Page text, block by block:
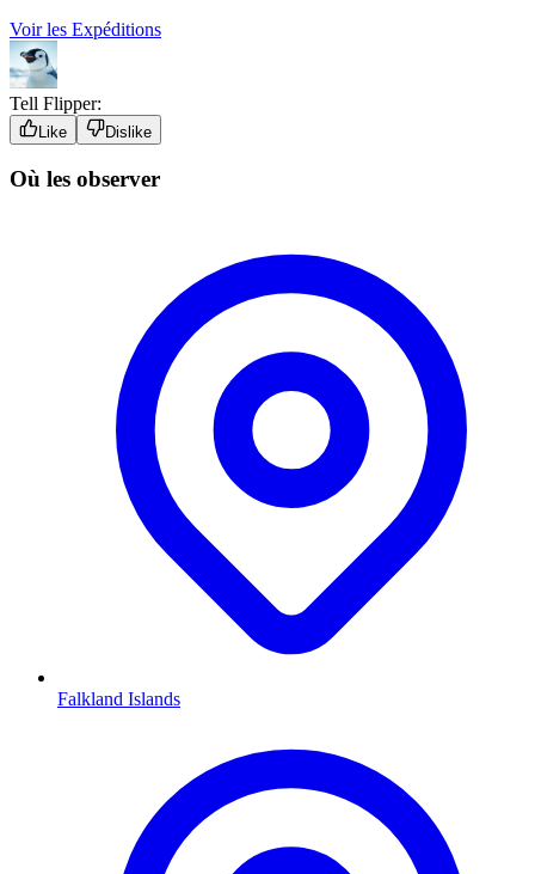
Voir les Expéditions
Tell Flipper:
Like Dislike
Où les observer
Falkland Islands